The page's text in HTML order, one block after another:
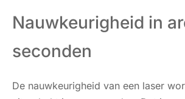
Nauwkeurigheid in
seconden
De nauwkeurigheid van een laser